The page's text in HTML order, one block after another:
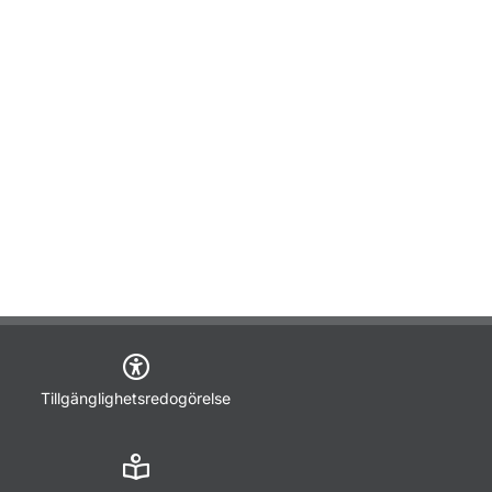
Tillgänglighetsredogörelse